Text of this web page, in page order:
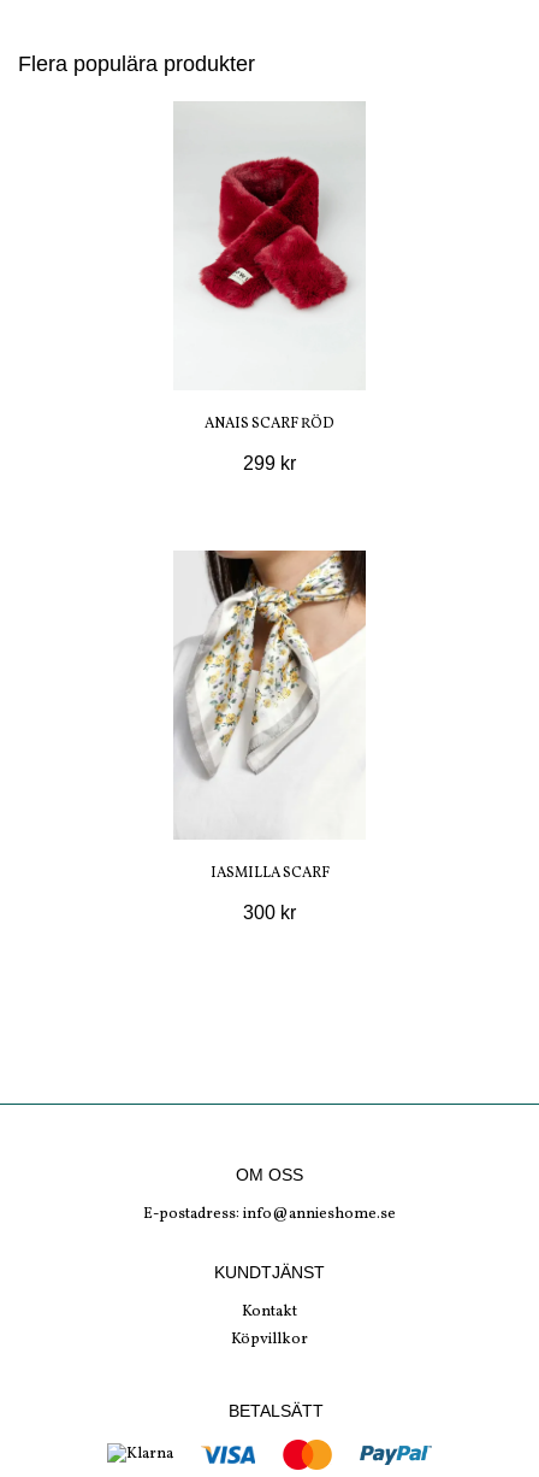
Flera populära produkter
ANAIS SCARF RÖD
299 kr
IASMILLA SCARF
300 kr
OM OSS
E-postadress: info@annieshome.se
KUNDTJÄNST
Kontakt
Köpvillkor
BETALSÄTT